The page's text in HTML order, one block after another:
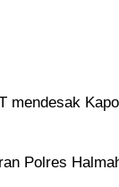
mendesak
Polres